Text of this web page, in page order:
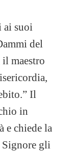
ai suoi
del
maestro
Il
in
e chiede la
Signore gli